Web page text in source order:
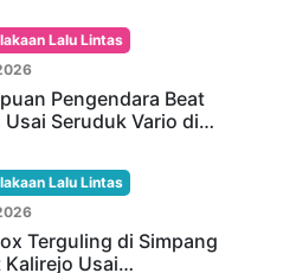
Lalu Lintas
Pengendara Beat
Usai Seruduk Vario di…
Lalu Lintas
Terguling di Simpang
Kalirejo Usai…